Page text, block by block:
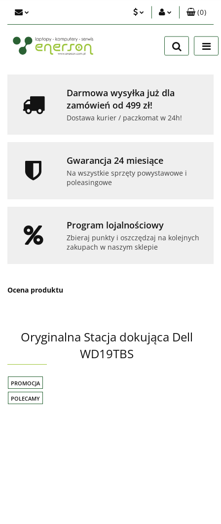
Zaloguj się
Zarejestruj się
(0)
Darmowa wysyłka już dla
zamówień od 499 zł!
Dostawa kurier / paczkomat w 24h!
Gwarancja 24 miesiące
Na wszystkie sprzęty powystawowe i
poleasingowe
Program lojalnościowy
Zbieraj punkty i oszczędzaj na kolejnych
zakupach w naszym sklepie
Ocena produktu
Oryginalna Stacja dokująca Dell
WD19TBS
PROMOCJA
POLECAMY